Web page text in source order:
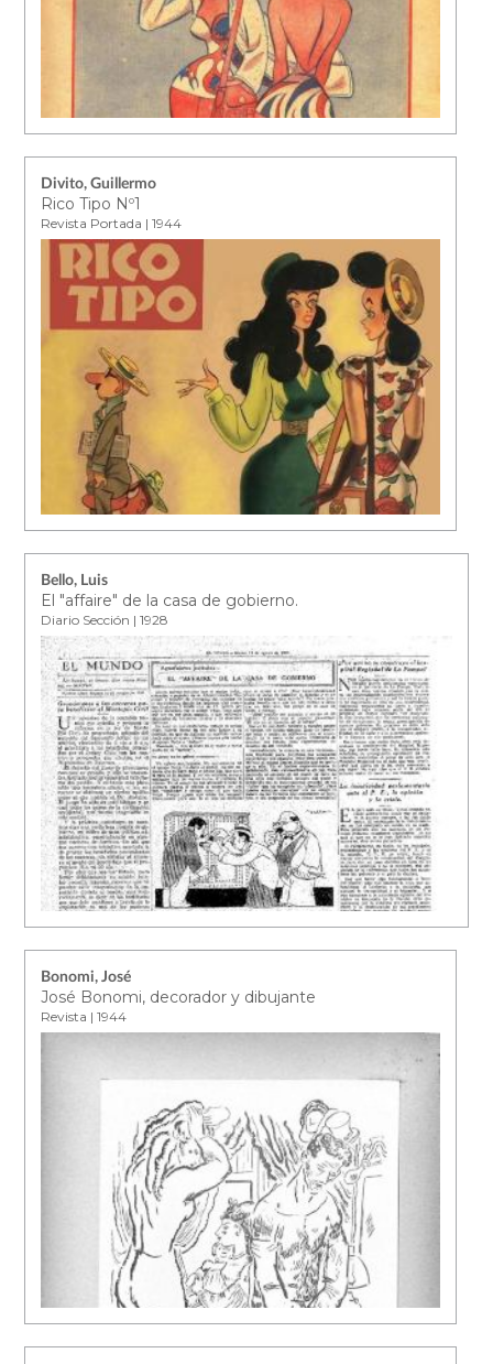
Divito, Guillermo
Rico Tipo Nº1
Revista Portada | 1944
Bello, Luis
El "affaire" de la casa de gobierno.
Diario Sección | 1928
Bonomi, José
José Bonomi, decorador y dibujante
Revista | 1944